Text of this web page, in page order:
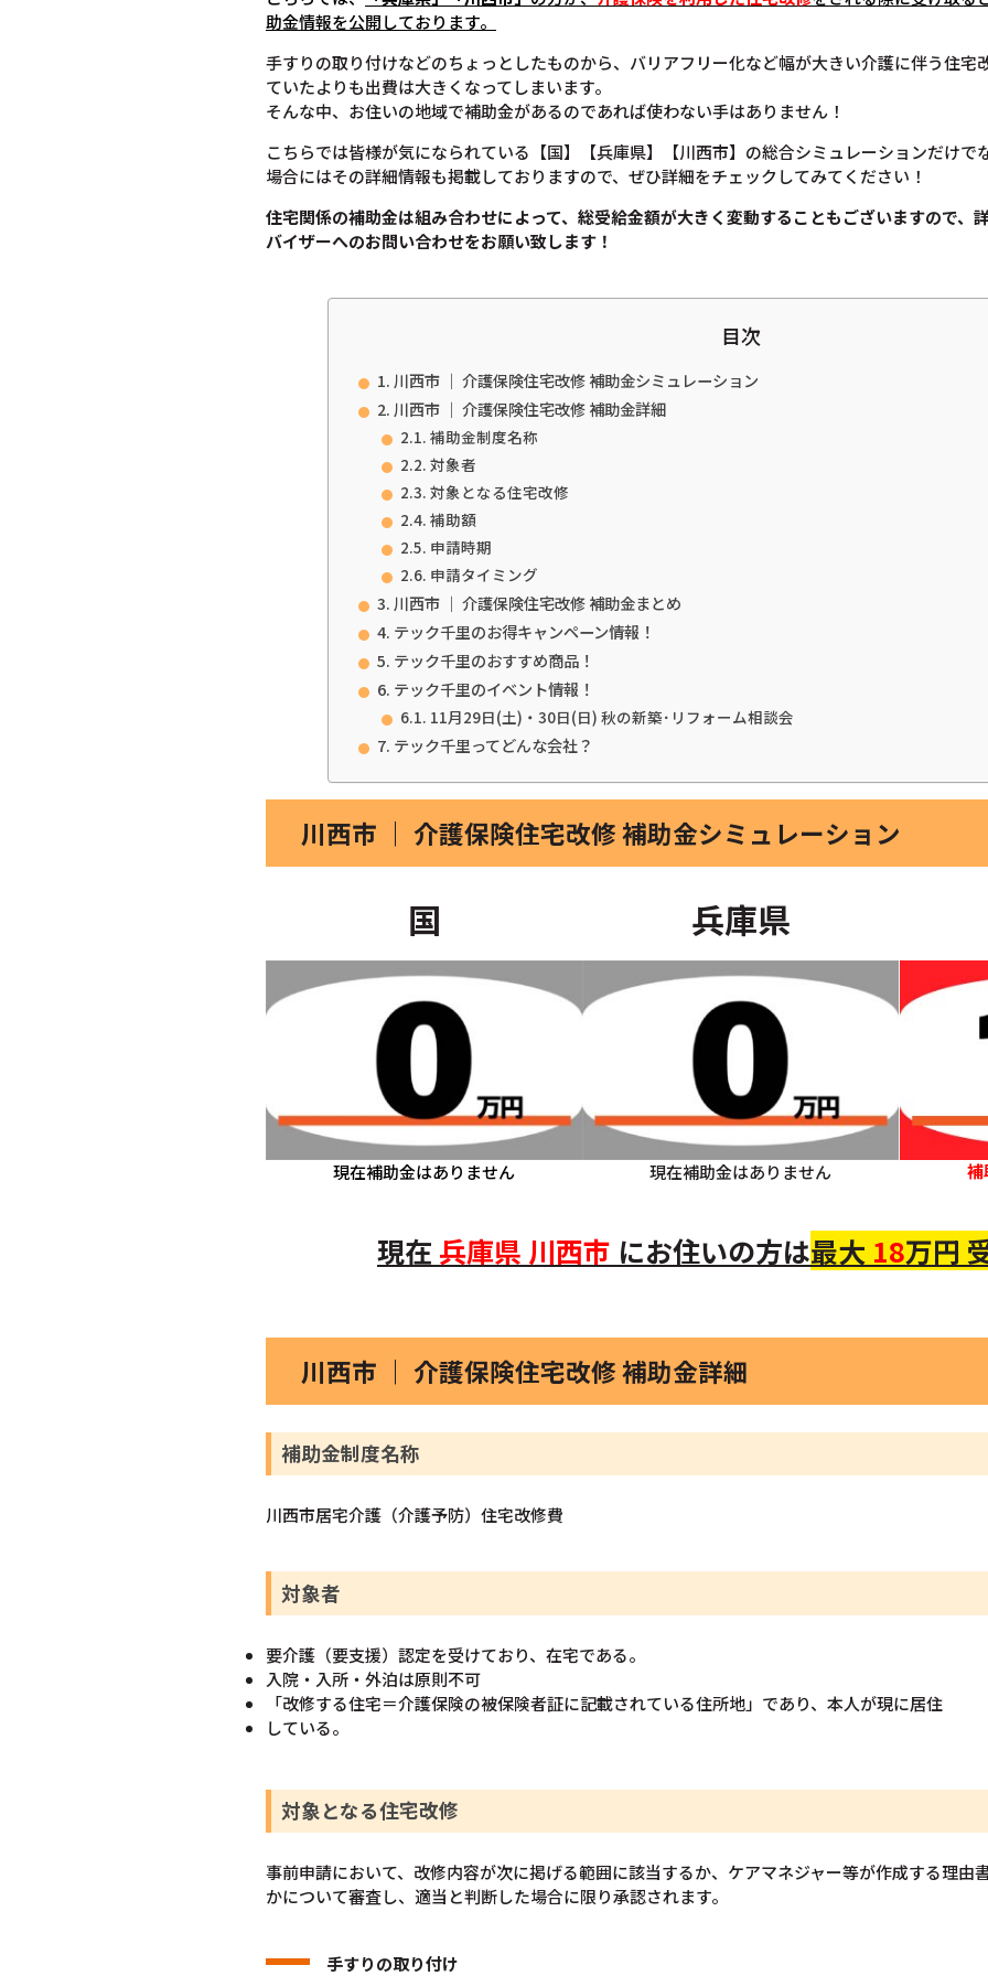
助金情報を公開しております。
手すりの取り付けなどのちょっとしたものから、バリアフリー化など幅が大きい介護に伴う住宅
ていたよりも出費は大きくなってしまいます。
そんな中、お住いの地域で補助金があるのであれば使わない手はありません！
こちらでは皆様が気になられている【国】【兵庫県】【川西市】の総合シミュレーションだけで
場合にはその詳細情報も掲載しておりますので、ぜひ詳細をチェックしてみてください！
住宅関係の補助金は組み合わせによって、総受給金額が大きく変動することもございますので、
バイザーへのお問い合わせをお願い致します！
目次
川西市 ｜ 介護保険住宅改修 補助金シミュレーション
川西市 ｜ 介護保険住宅改修 補助金詳細
補助金制度名称
対象者
対象となる住宅改修
補助額
申請時期
申請タイミング
川西市 ｜ 介護保険住宅改修 補助金まとめ
テック千里のお得キャンペーン情報！
テック千里のおすすめ商品！
テック千里のイベント情報！
11月29日(土)・30日(日) 秋の新築･リフォーム相談会
テック千里ってどんな会社？
川西市 ｜ 介護保険住宅改修 補助金シミュレーション
国
現在補助金はありません
兵庫県
現在補助金はありません 補
現在 兵庫県 川西市 にお住いの方は最大 18万円
川西市 ｜ 介護保険住宅改修 補助金詳細
補助金制度名称
川西市居宅介護（介護予防）住宅改修費
対象者
要介護（要支援）認定を受けており、在宅である。
入院・入所・外泊は原則不可
「改修する住宅＝介護保険の被保険者証に記載されている住所地」であり、本人が現に居住
している。
対象となる住宅改修
事前申請において、改修内容が次に掲げる範囲に該当するか、ケアマネジャー等が作成する理由
かについて審査し、適当と判断した場合に限り承認されます。
手すりの取り付け